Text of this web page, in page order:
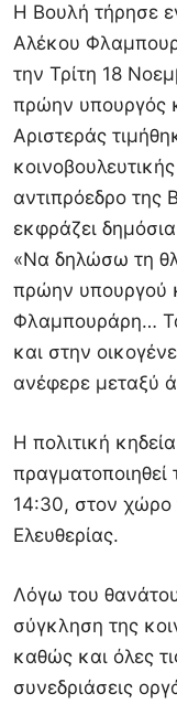
Η Βουλή τήρησε
Αλέκου
την Τρίτη 18
πρώην υπουργός
Αριστεράς
αντιπρόεδρο της
εκφράζει
«Να δηλώσω τη
πρώην υπουργού
Φλαμπουράρη…
και στην
ανέφερε μεταξύ
Η πολιτική
14:30, στον
Ελευθερίας.
Λόγω του
σύγκληση της
καθώς και όλες
συνεδριάσεις